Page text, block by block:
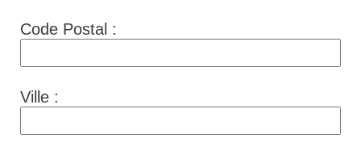
Code Postal :
Ville :